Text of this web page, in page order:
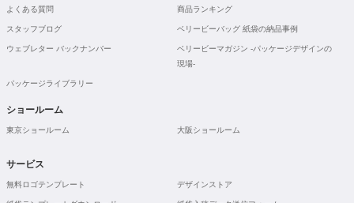
よくある質問 商品ランキング
スタッフブログ ベリービーバッグ 紙袋の納品事例
ウェブレター バックナンバー
ベリービーマガジン -パッケージデザインの
現場-
パッケージライブラリー
ショールーム
東京ショールーム 大阪ショールーム
サービス
無料ロゴテンプレート デザインストア